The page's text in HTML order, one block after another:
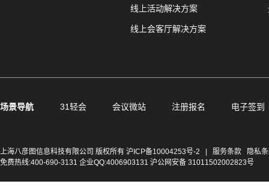
线上活动解决方案
线上会客厅解决方案
场景导航 31轻会 会议微站 注册报名 电子签到
上海八彦图信息科技有限公司 版权所有 沪ICP备10004253号-2 服务条款
隐私
免费热线:400-690-3131 企业QQ:4006903131 沪公网安备 31011502002823号